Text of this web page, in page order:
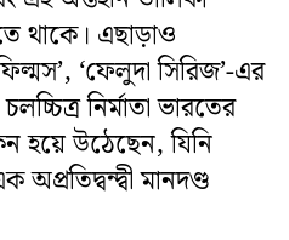
থাকে। এছাড়াও
‘ফেলুদা সিরিজ’-এর
নির্মাতা ভারতের
হয়ে উঠেছেন, যিনি
মানদণ্ড